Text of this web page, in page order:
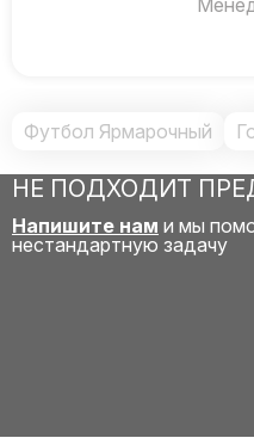
Футбол Ярмарочный
НЕ ПОДХОДИТ
Напишите нам и мы
нестандартную задачу